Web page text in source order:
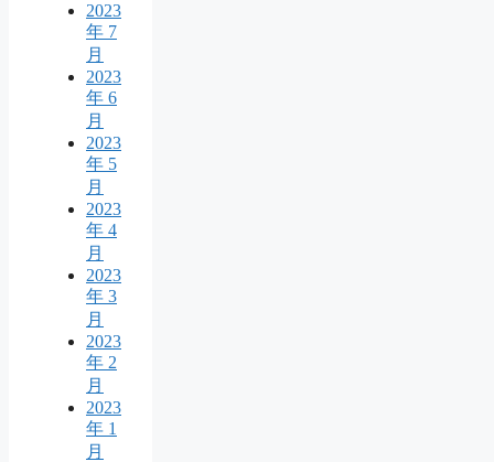
2023
年 7
月
2023
年 6
月
2023
年 5
月
2023
年 4
月
2023
年 3
月
2023
年 2
月
2023
年 1
月